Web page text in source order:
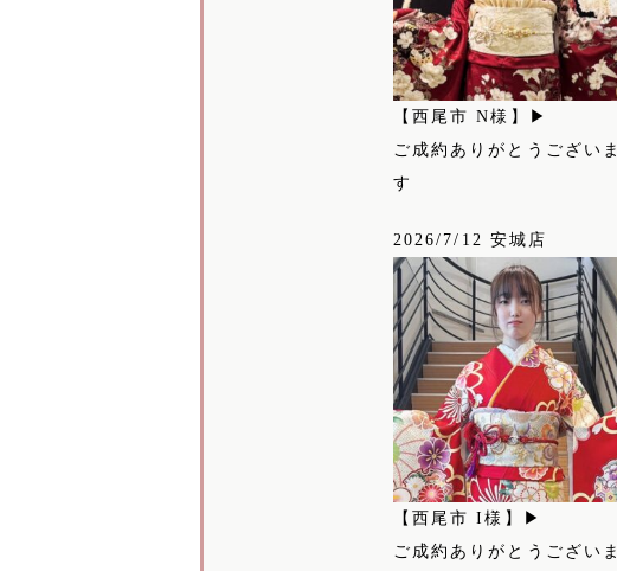
【西尾市 N様】▶
ご成約ありがとうございま
す
2026/7/12 安城店
【西尾市 I様】▶
ご成約ありがとうございま